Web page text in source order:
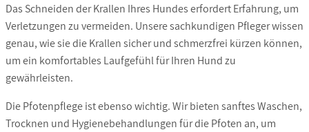
Das Schneiden der Krallen Ihres Hundes erfordert Erfahrung, um
Verletzungen zu vermeiden. Unsere sachkundigen Pfleger wissen
genau, wie sie die Krallen sicher und schmerzfrei kürzen können,
um ein komfortables Laufgefühl für Ihren Hund zu
gewährleisten.
Die Pfotenpflege ist ebenso wichtig.Wir bieten sanftes Waschen,
Trocknen und Hygienebehandlungen für die Pfoten an, um